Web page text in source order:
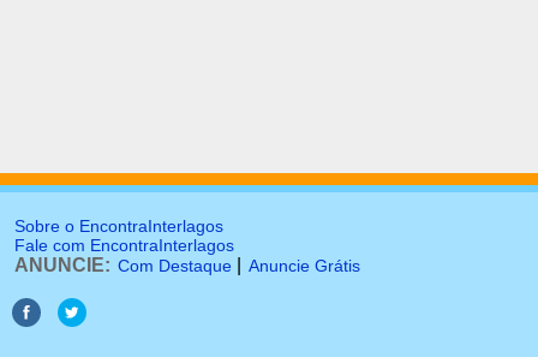
Sobre o EncontraInterlagos
Fale com EncontraInterlagos
ANUNCIE: Com Destaque Anuncie Grátis